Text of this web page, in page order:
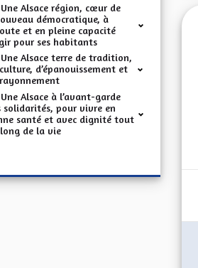
Une Alsace région, cœur de
démocratique, à
et en pleine capacité
pour ses habitants
Une Alsace terre de tradition,
d’épanouissement et
Une Alsace à l’avant-garde
solidarités, pour vivre en
santé et avec dignité tout
de la vie